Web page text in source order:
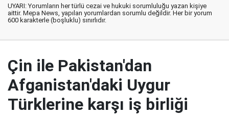
UYARI: Yorumların her türlü cezai ve hukuki sorumluluğu yazan kişiye
aittir. Mepa News, yapılan yorumlardan sorumlu değildir. Her bir yorum
600 karakterle (boşluklu) sınırlıdır.
Çin ile Pakistan'dan
Afganistan'daki Uygur
Türklerine karşı iş birliği